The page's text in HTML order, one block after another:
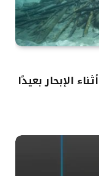
الإبحار بعيدًا